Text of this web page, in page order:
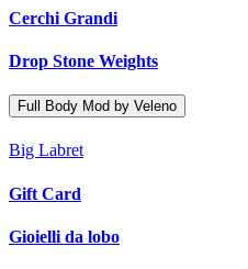
Cerchi Grandi
Drop Stone Weights
Full Body Mod by Veleno
Big Labret
Gift Card
Gioielli da lobo